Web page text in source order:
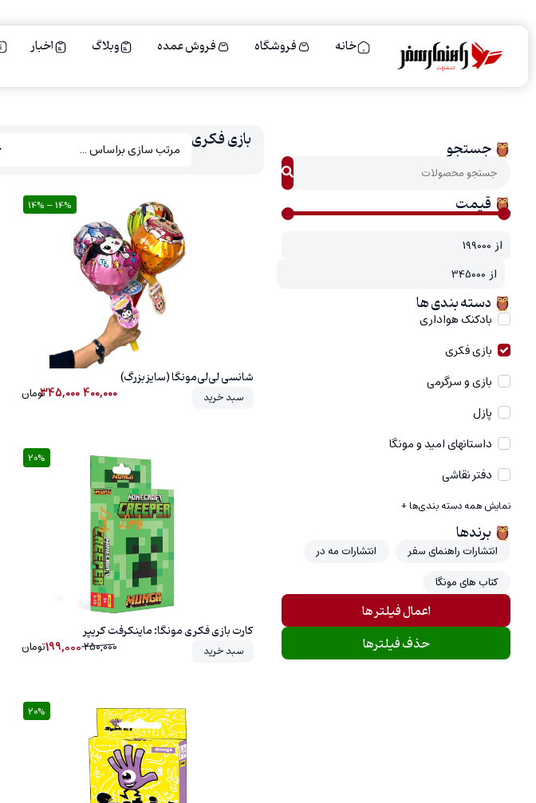
خانه فروشگاه فروش عمده وبلاگ اخبار
جستجو
قیمت
از
از
دسته بندی ها
بادکنک هواداری
بازی فکری
بازی و سرگرمی
پازل
داستانهای امید و مونگا
دفتر نقاشی
نمایش همه دسته بندی‌ها +
برند‌ها
انتشارات راهنمای سفر
انتشارات مه در
کتاب های مونگا
اعمال فیلتر ها
حذف فیلترها
بازی فکری
شانسی لی‌لی‌مونگا (سایز بزرگ)
سبد خرید 400,000
345,000تومان
14% – 14%
کارت بازی فکری مونگا: ماینکرفت کریپر
سبد خرید 250,000
199,000تومان
20%
20%